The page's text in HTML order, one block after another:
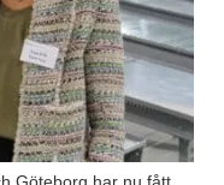
Göteborg har nu fått